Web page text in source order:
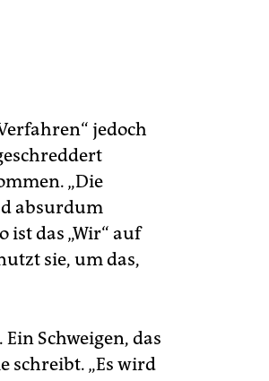
jedoch
„Die
absurdum
ist das „Wir“ auf
sie, um das,
Schweigen, das
schreibt. „Es wird